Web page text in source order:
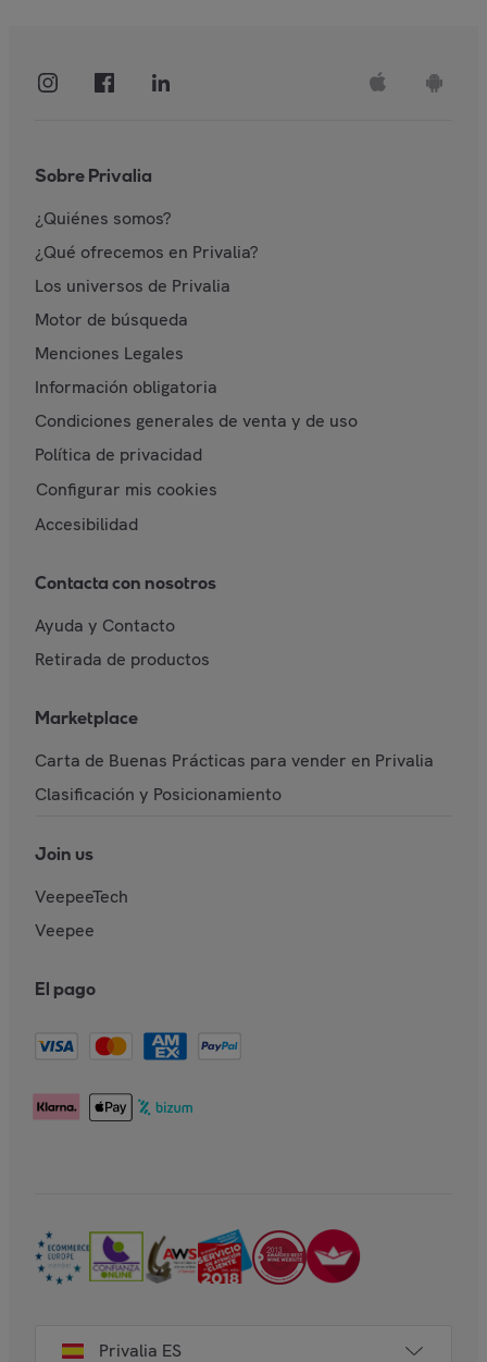
Sobre Privalia
¿Quiénes somos?
¿Qué ofrecemos en Privalia?
Los universos de Privalia
Motor de búsqueda
Menciones Legales
Información obligatoria
Condiciones generales de venta y de uso
Política de privacidad
Configurar mis cookies
Accesibilidad
Contacta con nosotros
Ayuda y Contacto
Retirada de productos
Marketplace
Carta de Buenas Prácticas para vender en Privalia
Clasificación y Posicionamiento
Join us
VeepeeTech
Veepee
El pago
Privalia ES